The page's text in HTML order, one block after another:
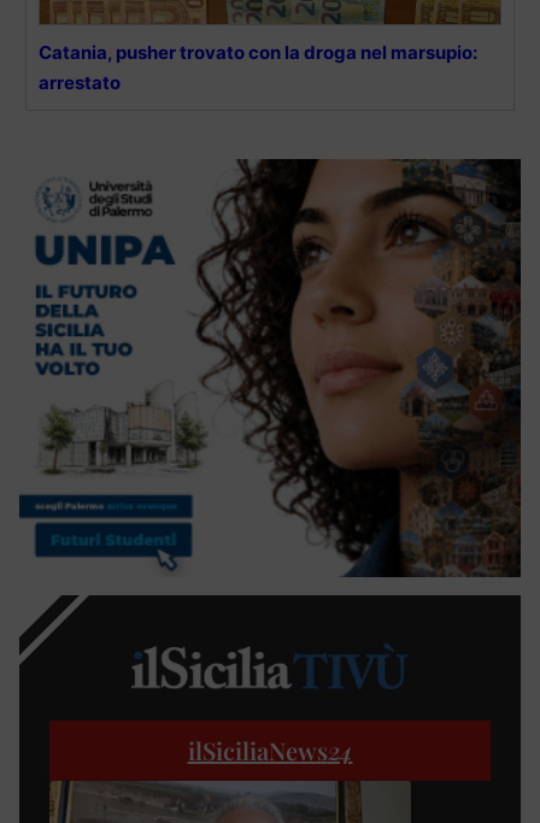
Catania, pusher trovato con la droga nel marsupio:
arrestato
ilSiciliaNews24